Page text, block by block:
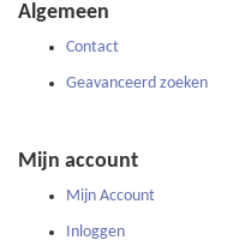
nieuwsbrief
Algemeen
Contact
Geavanceerd zoeken
Mijn account
Mijn Account
Inloggen